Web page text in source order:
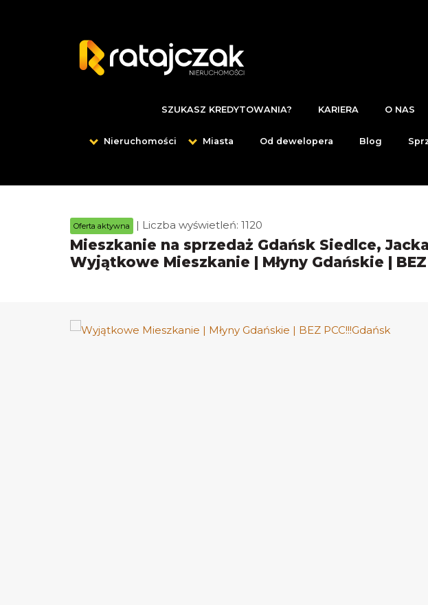
SZUKASZ KREDYTOWANIA? KARIERA O NAS
Nieruchomości Miasta Od dewelopera Blog
Oferta aktywna | Liczba wyświetleń: 1120
Mieszkanie na sprzedaż Gdańsk Siedlce,
Wyjątkowe Mieszkanie | Młyny Gdańskie | BEZ